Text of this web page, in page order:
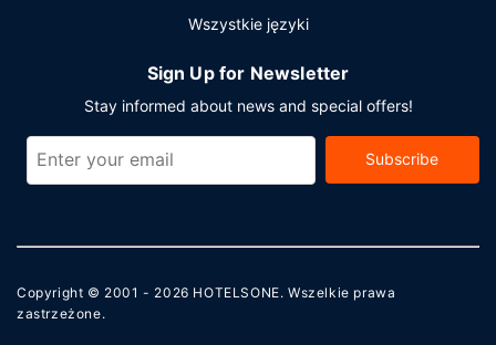
Wszystkie języki
Sign Up for Newsletter
Stay informed about news and special offers!
Subscribe
Copyright © 2001 - 2026 HOTELSONE. Wszelkie prawa
zastrzeżone.